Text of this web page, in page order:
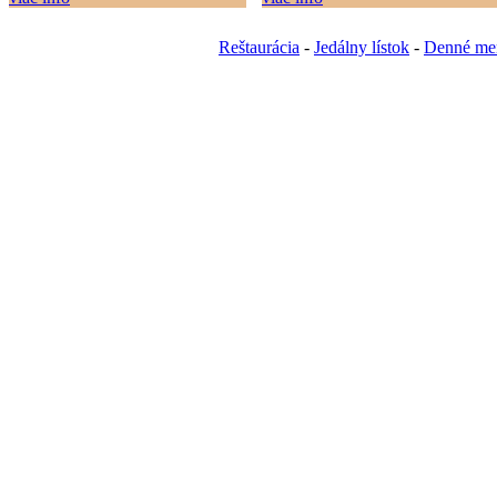
Reštaurácia - Jedálny lístok - Denné